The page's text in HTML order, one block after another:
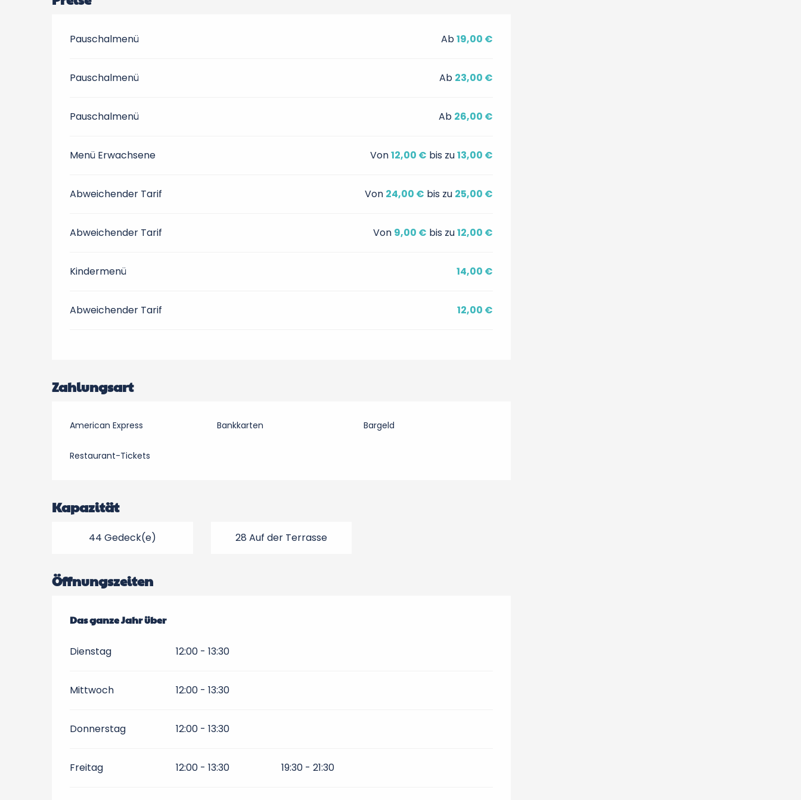
Pauschalmenü Ab19,00 €
Pauschalmenü Ab 23,00 €
Pauschalmenü Ab 26,00 €
Menü Erwachsene Von12,00 € bis zu13,00 €
Abweichender Tarif Von 24,00 € bis zu 25,00 €
Abweichender Tarif Von 9,00 € bis zu12,00 €
Kindermenü 14,00 €
Abweichender Tarif 12,00 €
Zahlungsart
American Express Bankkarten Bargeld
Restaurant-Tickets
Kapazität
44 Gedeck(e) 28 Auf der Terrasse
Öffnungszeiten
Das ganze Jahr über
Das ganze Jahr über
Dienstag 12:00 - 13:30
Mittwoch 12:00 - 13:30
Donnerstag 12:00 - 13:30
Freitag 12:00 - 13:30 19:30 - 21:30